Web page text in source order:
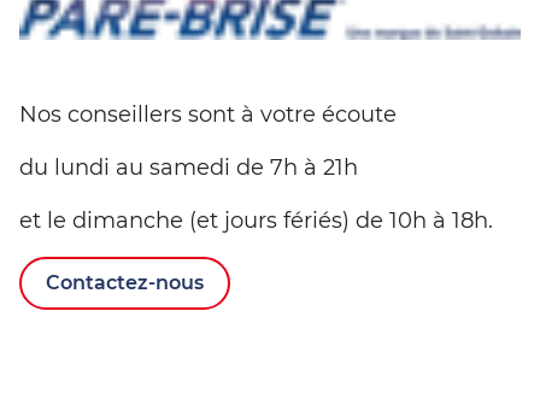
Nos conseillers sont à votre écoute
du lundi au samedi de 7h à 21h
et le dimanche (et jours fériés) de 10h à 18h.
Contactez-nous